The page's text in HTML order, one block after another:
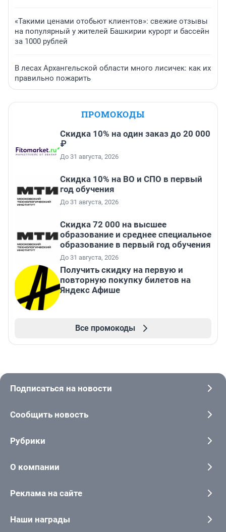
«Такими ценами отобьют клиентов»: свежие отзывы
на популярный у жителей Башкирии курорт и бассейн
за 1000 рублей
В лесах Архангельской области много лисичек: как их
правильно пожарить
ПРОМОКОДЫ
Скидка 10% на один заказ до 20 000
₽
До 31 августа, 2026
Скидка 10% на ВО и СПО в первый
год обучения
До 31 августа, 2026
Скидка 72 000 на высшее
образование и среднее специальное
образование в первый год обучения
До 31 августа, 2026
Получить скидку на первую и
повторную покупку билетов на
Яндекс Афише
Все промокоды
Подписаться на новости
Сообщить новость
Рубрики
О компании
Реклама на сайте
Наши награды